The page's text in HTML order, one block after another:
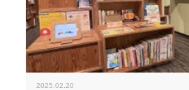
2025.02.20